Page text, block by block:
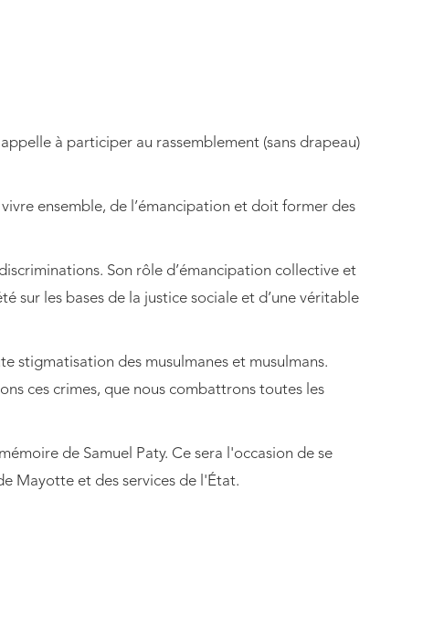
à participer au rassemblement (sans drapeau)
ensemble, de l’émancipation et doit former des
Son rôle d’émancipation collective et
sur les bases de la justice sociale et d’une véritable
stigmatisation des musulmanes et musulmans.
ces crimes, que nous combattrons toutes les
de Samuel Paty. Ce sera l'occasion de se
Mayotte et des services de l'État.